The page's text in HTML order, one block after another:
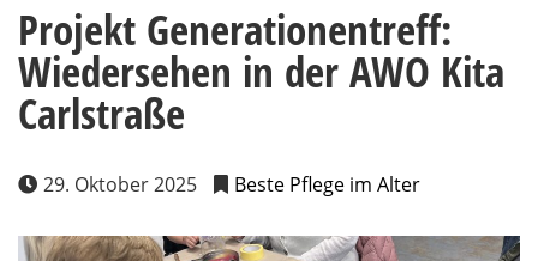
Projekt Generationentreff:
Wiedersehen in der AWO Kita
Carlstraße
29. Oktober 2025 Beste Pflege im Alter